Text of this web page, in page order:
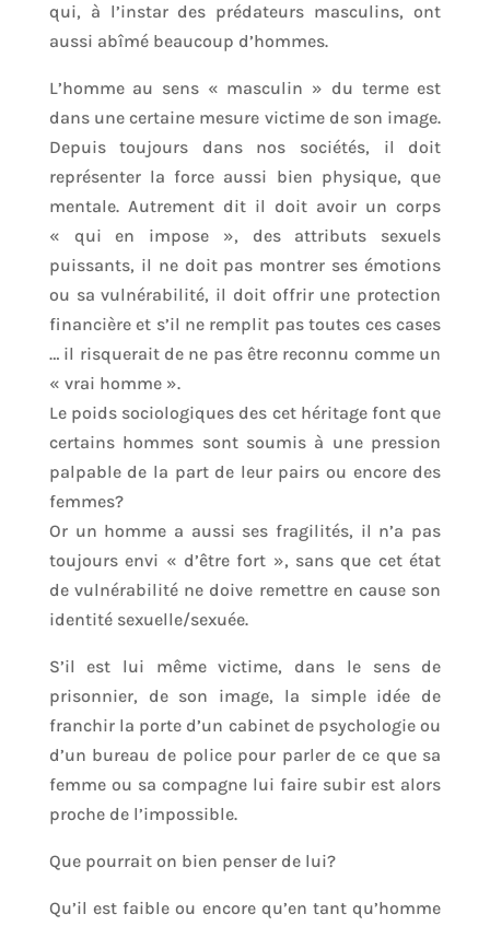
qui, à l’instar des prédateurs masculins, ont
aussi abîmé beaucoup d’hommes.
L’homme au sens « masculin » du terme est
dans une certaine mesure victime de son image.
Depuis toujours dans nos sociétés, il doit
représenter la force aussi bien physique, que
mentale. Autrement dit il doit avoir un corps
« qui en impose », des attributs sexuels
puissants, il ne doit pas montrer ses émotions
ou sa vulnérabilité, il doit offrir une protection
financière et s’il ne remplit pas toutes ces cases
… il risquerait de ne pas être reconnu comme un
« vrai homme ».
Le poids sociologiques des cet héritage font que
certains hommes sont soumis à une pression
palpable de la part de leur pairs ou encore des
femmes?
Or un homme a aussi ses fragilités, il n’a pas
toujours envi « d’être fort », sans que cet état
de vulnérabilité ne doive remettre en cause son
identité sexuelle/sexuée.
S’il est lui même victime, dans le sens de
prisonnier, de son image, la simple idée de
franchir la porte d’un cabinet de psychologie ou
d’un bureau de police pour parler de ce que sa
femme ou sa compagne lui faire subir est alors
proche de l’impossible.
Que pourrait on bien penser de lui?
Qu’il est faible ou encore qu’en tant qu’homme